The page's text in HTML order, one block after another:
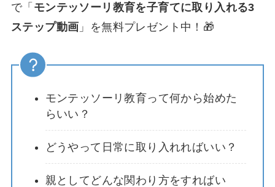
で「 モンテッソーリ教育を子育てに取り入れる3
ステップ動画 」を無料プレゼント中！🎁
モンテッソーリ教育って何から始めた
らいい？
どうやって日常に取り入れればいい？
親としてどんな関わり方をすればい